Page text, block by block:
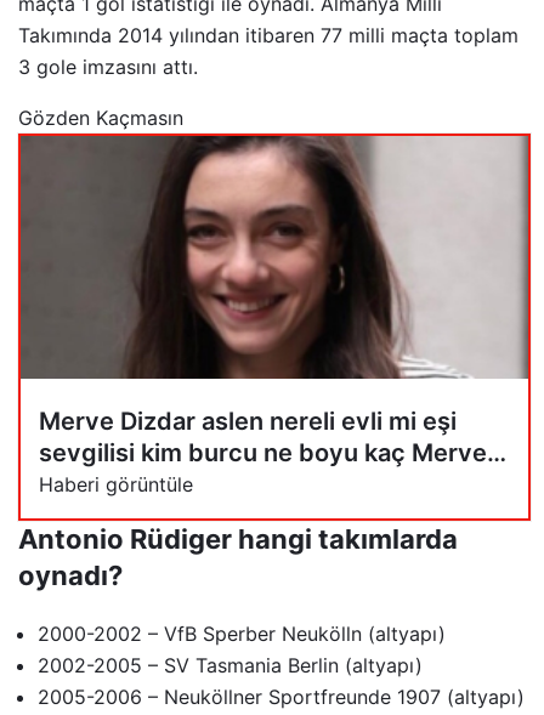
Takımında 2014 yılından itibaren 77 milli maçta toplam
3 gole imzasını attı.
Gözden Kaçmasın
Merve Dizdar aslen nereli evli mi eşi
sevgilisi kim burcu ne boyu kaç Merve
Dizdar oynadığı diziler filmler
Haberi görüntüle
Antonio Rüdiger hangi takımlarda
oynadı?
2000-2002 – VfB Sperber Neukölln (altyapı)
2002-2005 – SV Tasmania Berlin (altyapı)
2005-2006 – Neuköllner Sportfreunde 1907 (altyapı)